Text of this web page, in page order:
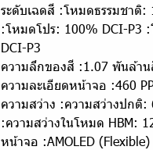
ระดับเฉดสี :โหมดธรรมชาติ:
:โหมดโปร: 100% DCI-P3
DCI-P3
ความลึกของสี :1.07 พันล้าน
ความละเอียดหน้าจอ :460
ความสว่าง :ความสว่างปกติ
:ความสว่างในโหมด HBM:
หน้าจอ :AMOLED (Flexible)